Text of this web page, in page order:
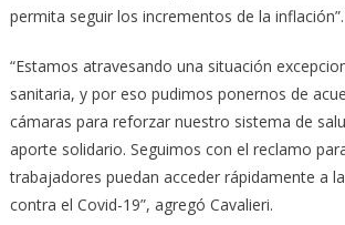
permita seguir los incrementos de la inflación”.
“Estamos atravesando una situación
sanitaria, y por eso pudimos ponernos de
cámaras para reforzar nuestro sistema de
aporte solidario. Seguimos con el reclamo
trabajadores puedan acceder rápidamente a
contra el Covid-19”, agregó Cavalieri.